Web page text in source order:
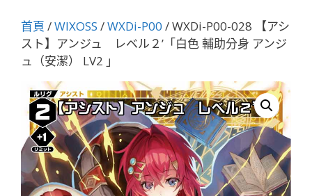
首頁 /WIXOSS /WXDi-P00 / WXDi-P00-028 【アシ
スト】アンジュ レベル２’「白色 輔助分身 アンジ
ュ（安潔） LV2 」